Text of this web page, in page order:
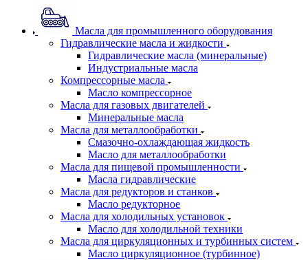
Масла для промышленного оборудования
Гидравлические масла и жидкости
Гидравлические масла (минеральные)
Индустриальные масла
Компрессорные масла
Масло компрессорное
Масла для газовых двигателей
Минеральные масла
Масла для металлообработки
Смазочно-охлаждающая жидкость
Масло для металлообработки
Масла для пищевой промышленности
Масла гидравлические
Масла для редукторов и станков
Масло редукторное
Масла для холодильных установок
Масло для холодильной техники
Масла для циркуляционных и турбинных систем
Масло циркуляционное (турбинное)